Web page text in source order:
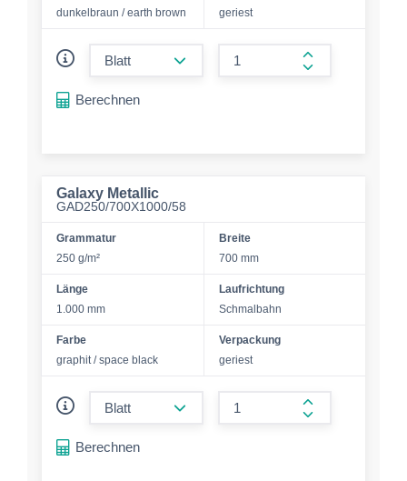
dunkelbraun / earth brown
geriest
form.increase-
Berechnen
Galaxy Metallic
GAD250/700X1000/58
Grammatur
250 g/m²
Breite
700 mm
Länge
1.000 mm
Laufrichtung
Schmalbahn
Farbe
graphit / space black
Verpackung
geriest
form.increase-
Berechnen